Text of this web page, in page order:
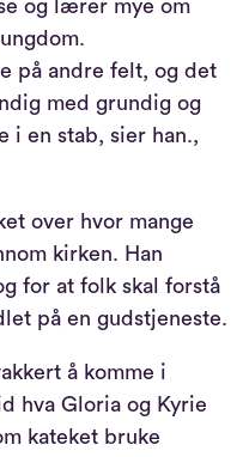
og lærer mye om
på andre felt, og det
med grundig og
i en stab, sier han.,
over hvor mange
kirken. Han
for at folk skal forstå
på en gudstjeneste.
å komme i
hva Gloria og Kyrie
kateket bruke